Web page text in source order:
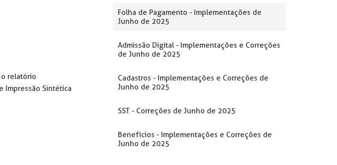
relatório
Impressão Sintética
Folha de Pagamento - Implementações de
Junho de 2025
Admissão Digital - Implementações e Correções
de Junho de 2025
Cadastros - Implementações e Correções de
Junho de 2025
SST - Correções de Junho de 2025
Benefícios - Implementações e Correções de
Junho de 2025